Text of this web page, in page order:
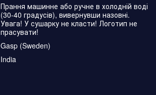
Прання машинне або ручне в холодній воді
(30-40 градусів), вивернувши назовні.
Увага! У сушарку не класти! Логотип не
прасувати!
Gasp (Sweden)
India